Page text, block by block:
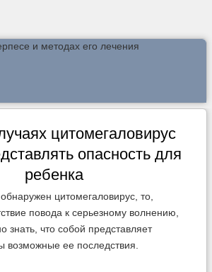
цитомегаловирус
опасность для
ребенка